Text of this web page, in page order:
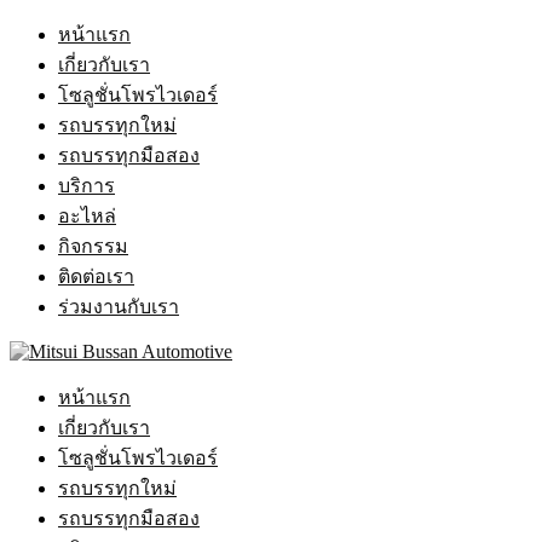
หน้าแรก
เกี่ยวกับเรา
โซลูชั่นโพรไวเดอร์
รถบรรทุกใหม่
รถบรรทุกมือสอง
บริการ
อะไหล่
กิจกรรม
ติดต่อเรา
ร่วมงานกับเรา
หน้าแรก
เกี่ยวกับเรา
โซลูชั่นโพรไวเดอร์
รถบรรทุกใหม่
รถบรรทุกมือสอง